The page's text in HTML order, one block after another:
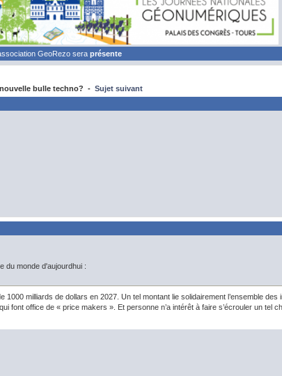
GeoRezo sera présente
bulle techno? - Sujet suivant
du monde d'aujourdhui :
1000 milliards de dollars en 2027. Un tel montant lie solidairement l’ensemble
font office de « price makers ». Et personne n’a intérêt à faire s’écrouler un tel